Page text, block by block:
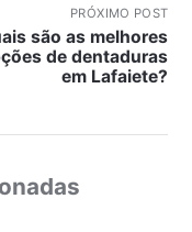
PRÓXIMO POST
são as melhores
de dentaduras
em Lafaiete?